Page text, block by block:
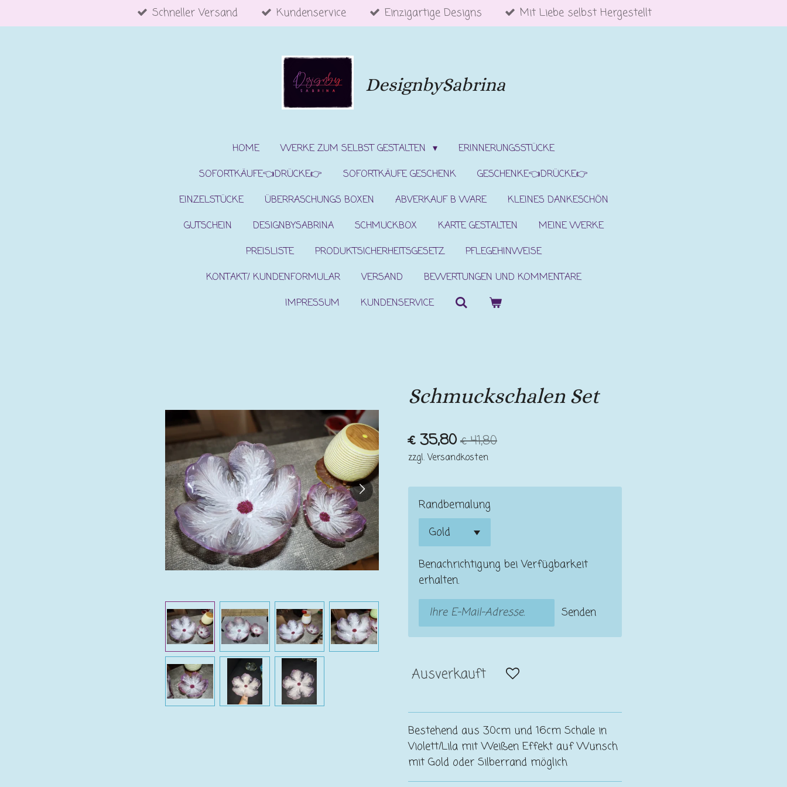
Hauptinhalt
Schneller Versand Kundenservice Einzigartige Designs Mit Liebe selbst Hergestellt
DesignbySabrina
HOME WERKE ZUM SELBST GESTALTEN
ERINNERUNGSSTÜCKE
SOFORTKÄUFE👈DRÜCKE👉
SOFORTKÄUFE GESCHENK
GESCHENKE👈DRÜCKE👉
EINZELSTÜCKE
ÜBERRASCHUNGS BOXEN ABVERKAUF B WARE
KLEINES DANKESCHÖN
GUTSCHEIN
DESIGNBYSABRINA SCHMUCKBOX KARTE GESTALTEN
MEINE WERKE
PREISLISTE
PRODUKTSICHERHEITSGESETZ
PFLEGEHINWEISE
KONTAKT/ KUNDENFORMULAR
VERSAND
BEWERTUNGEN UND KOMMENTARE
IMPRESSUM
KUNDENSERVICE
Schmuckschalen Set
€ 35,80€ 41,80
zzgl. Versandkosten
Randbemalung
Benachrichtigung bei Verfügbarkeit
erhalten.
Senden
Ausverkauft
Bestehend aus 30cm und 16cm Schale in
Violett/Lila mit Weißen Effekt auf Wunsch
mit Gold oder Silberrand möglich